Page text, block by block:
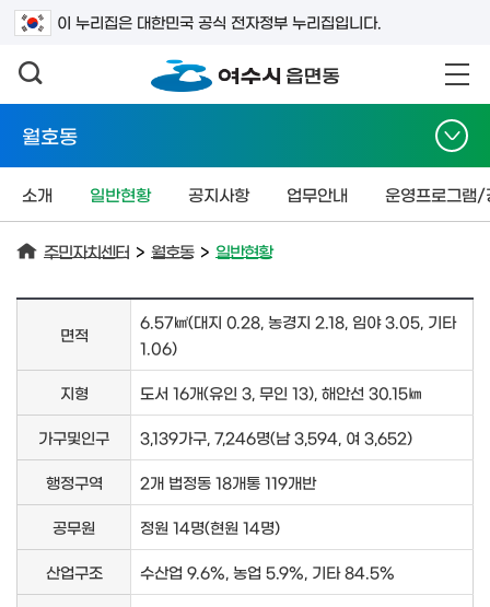
이 누리집은 대한민국 공식 전자정부 누리집입니다.
검색어를 입력하세요
월호동
소개 일반현황 공지사항 업무안내 운영프로그램/
주민자치센터 > 월호동 > 일반현황
면적
6.57㎢(대지 0.28, 농경지 2.18, 임야 3.05, 기타
1.06)
지형 도서 16개(유인 3, 무인 13), 해안선 30.15㎞
가구및인구 3,139가구, 7,246명(남 3,594, 여 3,652)
행정구역 2개 법정동 18개통 119개반
공무원 정원 14명(현원 14명)
산업구조 수산업 9.6%, 농업 5.9%, 기타 84.5%